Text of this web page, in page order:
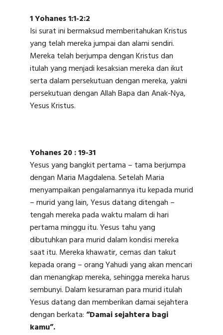
1 Yohanes 1:1-2:2
Isi surat ini bermaksud memberitahukan Kristus
yang telah mereka jumpai dan alami sendiri.
Mereka telah berjumpa dengan Kristus dan
itulah yang menjadi kesaksian mereka dan ikut
serta dalam persekutuan dengan mereka, yakni
persekutuan dengan Allah Bapa dan Anak-Nya,
Yesus Kristus.
Yohanes 20 : 19-31
Yesus yang bangkit pertama – tama berjumpa
dengan Maria Magdalena. Setelah Maria
menyampaikan pengalamannya itu kepada murid
– murid yang lain, Yesus datang ditengah –
tengah mereka pada waktu malam di hari
pertama minggu itu. Yesus tahu yang
dibutuhkan para murid dalam kondisi mereka
saat itu. Mereka khawatir, cemas dan takut
kepada orang – orang Yahudi yang akan mencari
dan menangkap mereka, sehingga mereka harus
sembunyi. Dalam kesuraman para murid itulah
Yesus datang dan memberikan damai sejahtera
dengan berkata:“Damai sejahtera bagi
kamu”.